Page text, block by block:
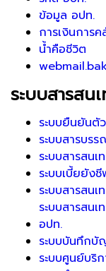
ข้อมูล อปท.
การเงินการ
น้ำคือชีวิต
ระบบสารสน
ระบบยืนยันตั
ระบบสารบร
ระบบสารสน
ระบบเบี้ยยัง
ระบบสารสน
ระบบสารสน
อปท.
ระบบบันทึก
ระบบศูนย์บริ